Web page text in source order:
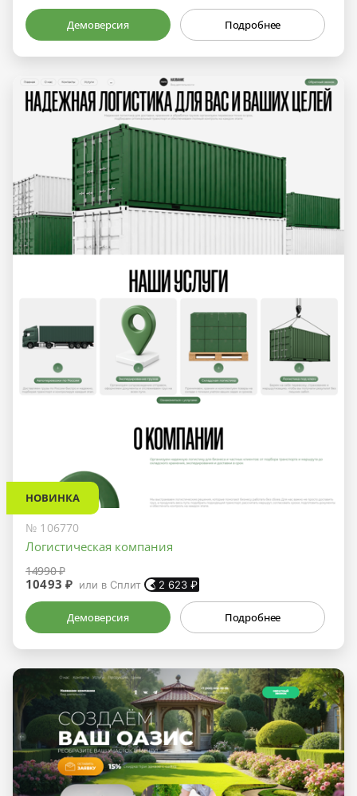
Демоверсия Подробнее
НОВИНКА
№ 106770
Логистическая компания
14990 ₽
10493 ₽ или в Сплит 2 623 ₽
Демоверсия Подробнее